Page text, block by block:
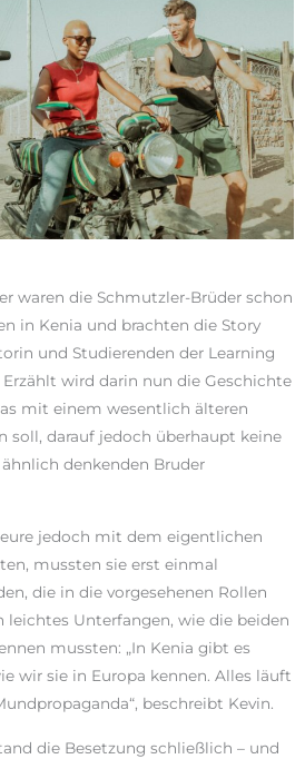
waren die Schmutzler-Brüder schon
in Kenia und brachten die Story
und Studierenden der Learning
wird darin nun die Geschichte
mit einem wesentlich älteren
soll, darauf jedoch überhaupt keine
denkenden Bruder
jedoch mit dem eigentlichen
mussten sie erst einmal
die in die vorgesehenen Rollen
leichtes Unterfangen, wie die beiden
mussten: „In Kenia gibt es
wir sie in Europa kennen. Alles läuft
beschreibt Kevin.
die Besetzung schließlich – und